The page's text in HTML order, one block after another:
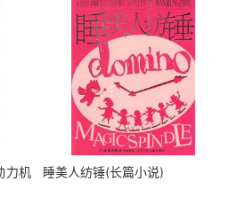
力机
睡美人纺锤(长篇小说)